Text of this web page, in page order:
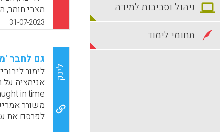
מצבי חומר,
לאחר מכן
שהתפיסות
השתפרו. הם
החזיקו
הם דיווחו
עמוקה
31-07-2023
לינק
גם לחבר
לימור
משורר
לפרסם את
ניהול וסביבות למידה
תחומי לימוד